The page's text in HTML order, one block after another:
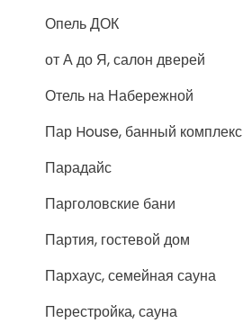
Опель ДОК
от А до Я, салон дверей
Отель на Набережной
Пар House, банный комплекс
Парадайс
Парголовские бани
Партия, гостевой дом
Пархаус, семейная сауна
Перестройка, сауна